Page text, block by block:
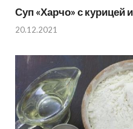
Суп «Харчо» с курицей
20.12.2021